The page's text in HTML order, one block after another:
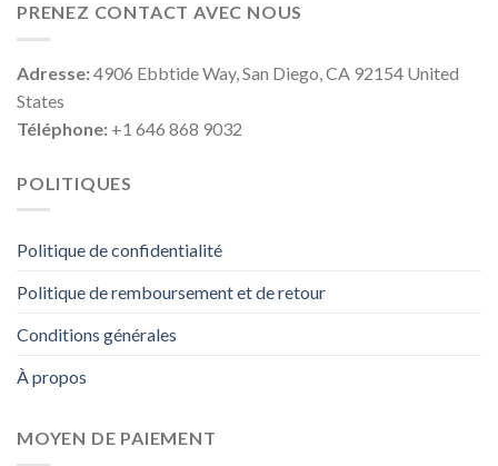
PRENEZ CONTACT AVEC NOUS
Adresse:4906 Ebbtide Way, San Diego, CA 92154 United
States
Téléphone: +1 646 868 9032
POLITIQUES
Politique de confidentialité
Politique de remboursement et de retour
Conditions générales
À propos
MOYEN DE PAIEMENT